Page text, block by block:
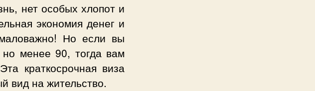
нет особых хлопот и
экономия денег и
Но если вы
менее 90, тогда вам
краткосрочная виза
вид на жительство.